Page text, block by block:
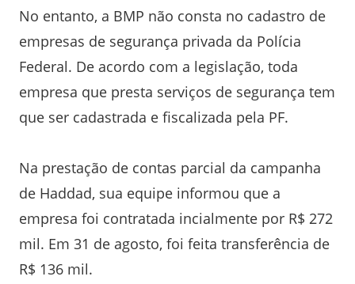
No entanto, a BMP não consta no cadastro de
empresas de segurança privada da Polícia
Federal. De acordo com a legislação, toda
empresa que presta serviços de segurança tem
que ser cadastrada e fiscalizada pela PF.
Na prestação de contas parcial da campanha
de Haddad, sua equipe informou que a
empresa foi contratada incialmente por R$ 272
mil. Em 31 de agosto, foi feita transferência de
R$ 136 mil.